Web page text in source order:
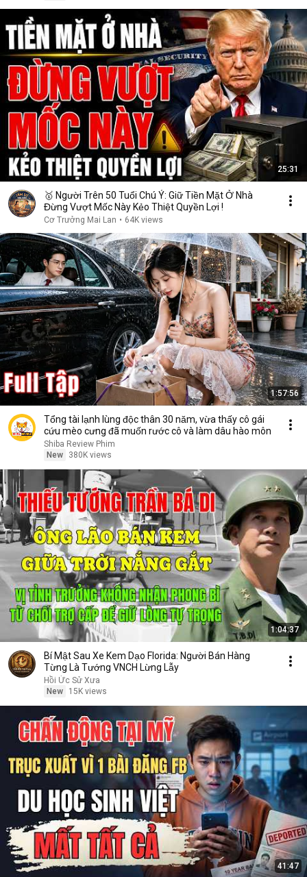
25:31
🥇 Người Trên 50 Tuổi Chú Ý: Giữ Tiền Mặt Ở Nhà
Đừng Vượt Mốc Này Kẻo Thiệt Quyền Lợi !
Cơ Trưởng Mai Lan • 64K views
1:57:56
Tổng tài lạnh lùng độc thân 30 năm, vừa thấy cô gái
cứu mèo cưng đã muốn rước cô và làm dâu hào môn
Shiba Review Phim
New
380K views
1:04:37
Bí Mật Sau Xe Kem Dạo Florida: Người Bán Hàng
Từng Là Tướng VNCH Lừng Lẫy
Hồi Ức Sử Xưa
New
15K views
41:47